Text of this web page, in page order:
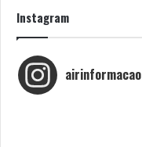
Instagram
airinformacao